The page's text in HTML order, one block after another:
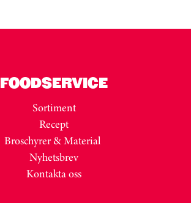
FOODSERVICE
Sortiment
Recept
Broschyrer & Material
Nyhetsbrev
Kontakta oss